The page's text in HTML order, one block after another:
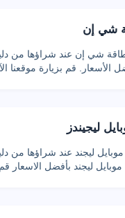
شي إن
شي إن عند شراؤها من
قم بزيارة موقعنا
ليجيندز
ليجند عند شراؤها من
ليجند بأفضل الاسعار قم